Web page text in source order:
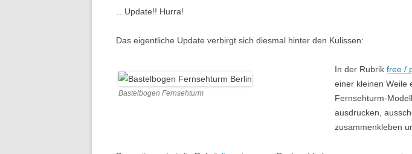
…Update!! Hurra!
Das eigentliche Update verbirgt sich diesmal hinter den Kulissen:
Bastelbogen Fernsehturm
In der Rubrik free /
einer kleinen Weile
Fernsehturm-
ausdrucken,
zusammenkleben